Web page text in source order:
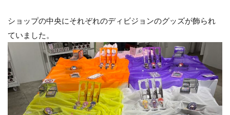
ショップの中央にそれぞれのディビジョンのグッズが飾られ
ていました。